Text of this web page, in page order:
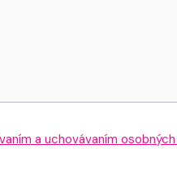
a uchovávaním